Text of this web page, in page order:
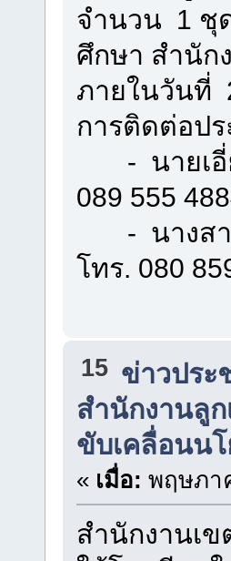
จำนวน 1 ชุ
ศึกษา สำนัก
ภายในวันที่
การติดต่อป
- นายเ
089 555
- นางสา
โทร. 080
15 ข่าวประ
สำนักงานลูก
ขับเคลื่อนนโ
« เมื่อ: พฤษภา
สำนักงานเ